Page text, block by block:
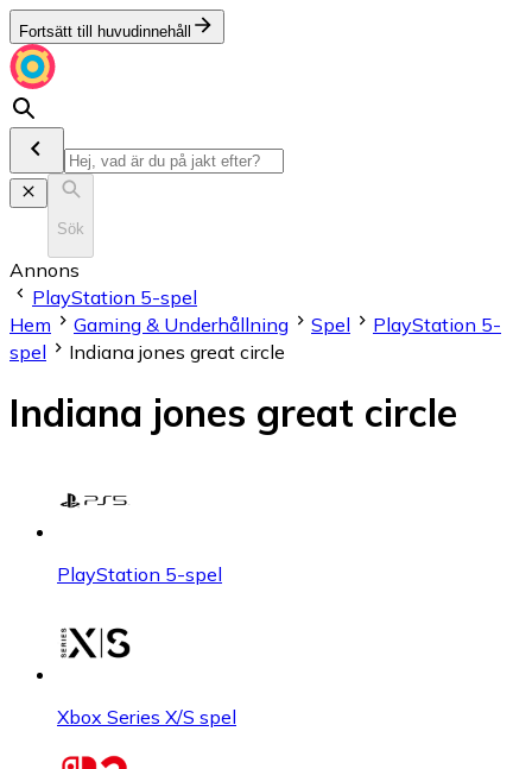
Fortsätt till huvudinnehåll
Sök
Annons
PlayStation 5-spel
Hem
Gaming & Underhållning Spel
PlayStation 5-
spel
Indiana jones great circle
Indiana jones great circle
PlayStation 5-spel
Xbox Series X/S spel